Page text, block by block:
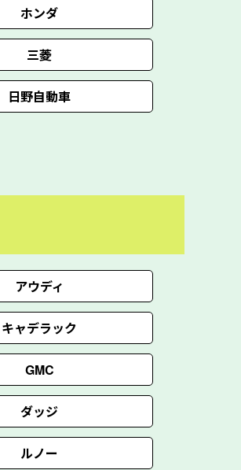
ホンダ
三菱
日野自動車
アウディ
キャデラック
GMC
ダッジ
ルノー